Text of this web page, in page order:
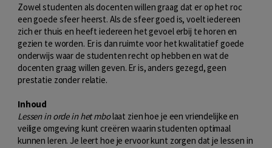
Zowel studenten als docenten willen graag dat er op het roc
een goede sfeer heerst. Als de sfeer goed is, voelt iedereen
zich er thuis en heeft iedereen het gevoel erbij te horen en
gezien te worden. Er is dan ruimte voor het kwalitatief goede
onderwijs waar de studenten recht op hebben en wat de
docenten graag willen geven. Er is, anders gezegd, geen
prestatie zonder relatie.
Inhoud
Lessen in orde in het mbolaat zien hoe je een vriendelijke en
veilige omgeving kunt creëren waarin studenten optimaal
kunnen leren. Je leert hoe je ervoor kunt zorgen dat je lessen in